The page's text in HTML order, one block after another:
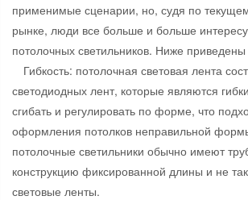
применимые сценарии, но, судя по
рынке, люди все больше и больше
потолочных светильников. Ниже
Гибкость: потолочная световая лента
светодиодных лент, которые являются
сгибать и регулировать по форме, что
оформления потолков неправильной
потолочные светильники обычно имеют
конструкцию фиксированной длины и не так
световые ленты.